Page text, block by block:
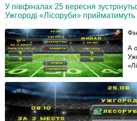
У півфіналах 25 вересня
Ужгороді «Лісоруби» прийматимуть
А